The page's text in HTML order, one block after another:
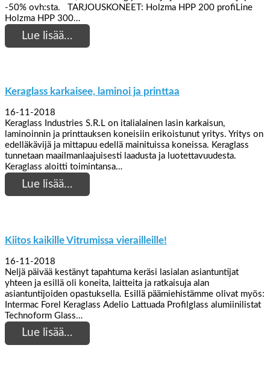
-50% ovh:sta. TARJOUSKONEET: Holzma HPP 200 profiLine
Holzma HPP 300…
Lue lisää…
Keraglass karkaisee, laminoi ja printtaa
16-11-2018
Keraglass Industries S.R.L on italialainen lasin karkaisun,
laminoinnin ja printtauksen koneisiin erikoistunut yritys. Yritys on
edelläkävijä ja mittapuu edellä mainituissa koneissa. Keraglass
tunnetaan maailmanlaajuisesti laadusta ja luotettavuudesta.
Keraglass aloitti toimintansa…
Lue lisää…
Kiitos kaikille Vitrumissa vierailleille!
16-11-2018
Neljä päivää kestänyt tapahtuma keräsi lasialan asiantuntijat
yhteen ja esillä oli koneita, laitteita ja ratkaisuja alan
asiantuntijoiden opastuksella. Esillä päämiehistämme olivat myös:
Intermac Forel Keraglass Adelio Lattuada Profilglass alumiinilistat
Technoform Glass…
Lue lisää…